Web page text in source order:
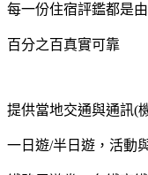
每一份住宿評鑑都是
百分之百真實可靠
提供當地交通與通訊(
一日遊/半日遊，活動